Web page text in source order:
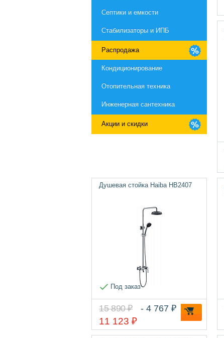
Септики и емкости
Стабилизаторы и ИПБ
Распродажа
Кондиционирование
Отопительная техника
Инженерная сантехника
Акции и скидки
Душевая стойка Haiba HB2407
Под заказ
15 890 ₽ - 4 767 ₽
11 123 ₽